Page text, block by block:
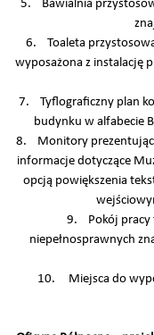
5. Bawialnia
6. Toaleta
wyposażona z instalację
7. Tyflograficzny plan
budynku w alfabecie
8. Monitory
informacje dotyczące
opcją powiększenia
9. Pokój pracy
niepełnosprawnych
10. Miejsca do